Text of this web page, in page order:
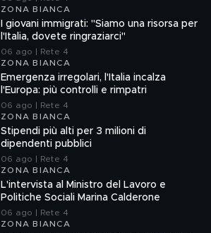
ZONA BIANCA
I giovani immigrati: "Siamo una risorsa per
l'Italia, dovete ringraziarci"
06 ago | Rete 4
ZONA BIANCA
Emergenza irregolari, l'Italia incalza
l'Europa: più controlli e rimpatri
06 ago | Rete 4
ZONA BIANCA
Stipendi più alti per 3 milioni di
dipendenti pubblici
06 ago | Rete 4
ZONA BIANCA
L'intervista al Ministro del Lavoro e
Politiche Sociali Marina Calderone
06 ago | Rete 4
ZONA BIANCA